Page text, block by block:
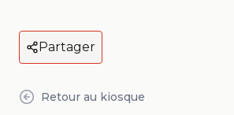
Partager
Retour au kiosque